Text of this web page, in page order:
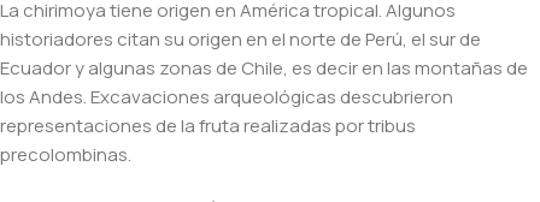
La chirimoya tiene origen en América tropical. Algunos
historiadores citan su origen en el norte de Perú, el sur de
Ecuador y algunas zonas de Chile, es decir en las montañas de
los Andes. Excavaciones arqueológicas descubrieron
representaciones de la fruta realizadas por tribus
precolombinas.